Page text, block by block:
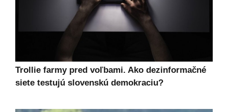
Trollie farmy pred voľbami. Ako dezinformačné
siete testujú slovenskú demokraciu?